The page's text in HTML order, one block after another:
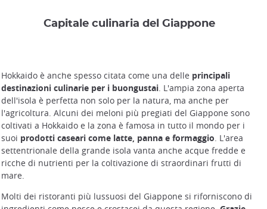
Capitale culinaria del Giappone
Hokkaido è anche spesso citata come una delle principali
destinazioni culinarie per i buongustai . L'ampia zona aperta
dell'isola è perfetta non solo per la natura, ma anche per
l'agricoltura. Alcuni dei meloni più pregiati del Giappone sono
coltivati a Hokkaido e la zona è famosa in tutto il mondo per i
suoi prodotti caseari come latte, panna e formaggio . L'area
settentrionale della grande isola vanta anche acque fredde e
ricche di nutrienti per la coltivazione di straordinari frutti di
mare.
Molti dei ristoranti più lussuosi del Giappone si riforniscono di